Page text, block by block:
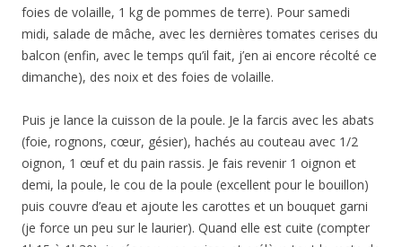
foies de volaille, 1 kg de pommes de terre). Pour samedi
midi, salade de mâche, avec les dernières tomates cerises du
balcon (enfin, avec le temps qu’il fait, j’en ai encore récolté ce
dimanche), des noix et des foies de volaille.
Puis je lance la cuisson de la poule. Je la farcis avec les abats
(foie, rognons, cœur, gésier), hachés au couteau avec 1/2
oignon, 1 œuf et du pain rassis. Je fais revenir 1 oignon et
demi, la poule, le cou de la poule (excellent pour le bouillon)
puis couvre d’eau et ajoute les carottes et un bouquet garni
(je force un peu sur le laurier). Quand elle est cuite (compter